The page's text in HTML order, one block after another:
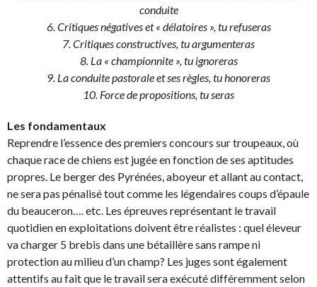
conduite
6. Critiques négatives et « délatoires », tu refuseras
7. Critiques constructives, tu argumenteras
8. La « championnite », tu ignoreras
9. La conduite pastorale et ses règles, tu honoreras
10. Force de propositions, tu seras
Les fondamentaux
Reprendre l’essence des premiers concours sur troupeaux, où
chaque race de chiens est jugée en fonction de ses aptitudes
propres. Le berger des Pyrénées, aboyeur et allant au contact,
ne sera pas pénalisé tout comme les légendaires coups d’épaule
du beauceron…. etc. Les épreuves représentant le travail
quotidien en exploitations doivent être réalistes : quel éleveur
va charger 5 brebis dans une bétaillère sans rampe ni
protection au milieu d’un champ? Les juges sont également
attentifs au fait que le travail sera exécuté différemment selon